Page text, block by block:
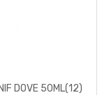
DOVE 50ML(12)